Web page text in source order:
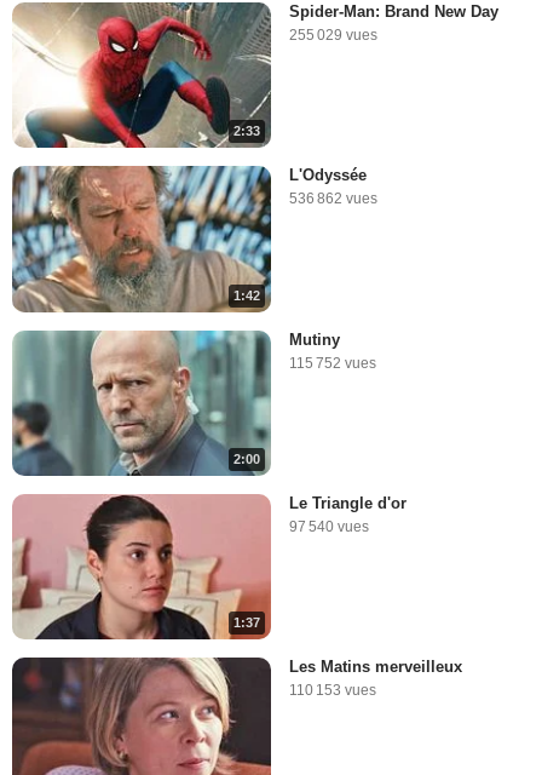
2:33
Spider-Man: Brand New Day
255 029 vues
1:42
L'Odyssée
536 862 vues
2:00
Mutiny
115 752 vues
1:37
Le Triangle d'or
97 540 vues
Les Matins merveilleux
110 153 vues